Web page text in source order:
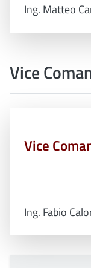
Ing. Matteo
Vice
Vice
Ing. Fabio